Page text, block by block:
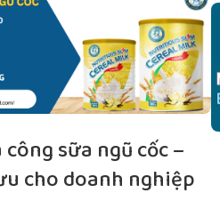
sữa ngũ cốc –
cho doanh nghiệp